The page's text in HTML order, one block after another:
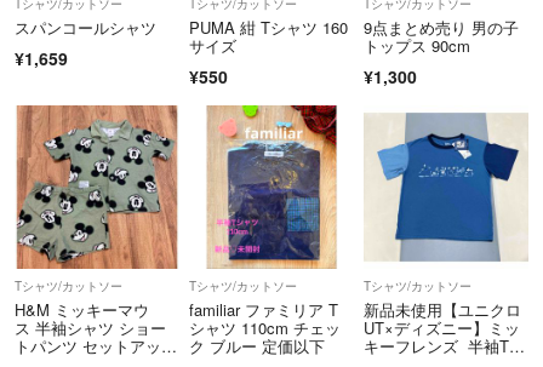
スパンコールシャツ
¥1,659
PUMA 紺 Tシャツ 160
サイズ
¥550
9点まとめ売り 男の子
トップス 90cm
¥1,300
Tシャツ/カットソー
H&M ミッキーマウ
ス 半袖シャツ ショー
トパンツ セットアッ
Tシャツ/カットソー
familiar ファミリア T
シャツ 110cm チェッ
ク ブルー 定価以下
Tシャツ/カットソー
新品未使用【ユニクロ
UT×ディズニー】ミッ
キーフレンズ 半袖Tシ